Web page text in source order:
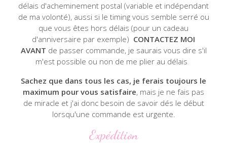
délais d'acheminement postal (variable et indépendant
de ma volonté), aussi si le timing vous semble serré ou
que vous êtes hors délais (pour un cadeau
d'anniversaire par exemple) CONTACTEZ MOI
AVANT de passer commande, je saurais vous dire s'il
m'est possible ou non de me plier au délais.
Sachez que dans tous les cas, je ferais toujours le
maximum pour vous satisfaire, mais je ne fais pas
de miracle et j'ai donc besoin de savoir dés le début
lorsqu'une commande est urgente.
Expédition